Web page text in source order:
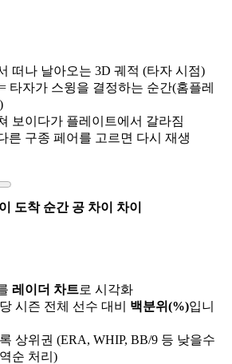
떠나 날아오는 3D 궤적 (타자 시점)
타자가 스윙을 결정하는 순간(홈플레
보이다가 플레이트에서 갈라짐
른 구종 페어를 고르면 다시 재생
도착 순간 공 차이
차이
레이더 차트로 시각화
시즌 전체 선수 대비 백분위(%)입니
상위권 (ERA, WHIP, BB/9 등 낮을수
순 처리)